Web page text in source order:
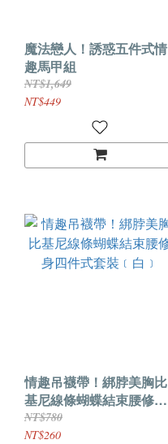
魔法戀人！誘惑五件式情
趣馬甲組
NT$1,649
NT$449
情趣吊襪帶！綁脖美胸比
基尼線條蝴蝶結束腰修身
四件式套裝﹝白﹞
NT$780
NT$260